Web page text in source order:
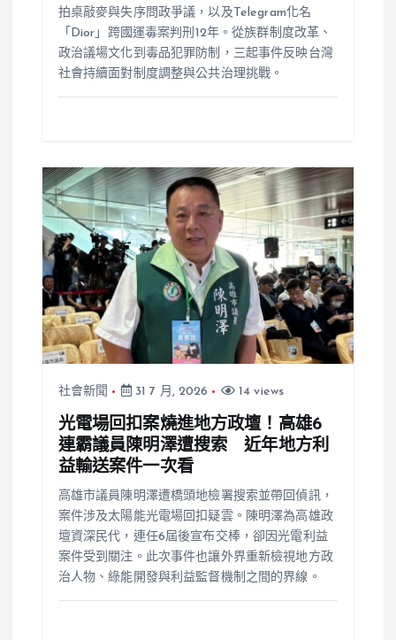
拍桌敲麥與失序問政爭議，以及Telegram化名
「Dior」跨國運毒案判刑12年。從族群制度改革、
政治議場文化到毒品犯罪防制，三起事件反映台灣
社會持續面對制度調整與公共治理挑戰。
社會新聞 31 7 月, 2026 14 views
光電場回扣案燒進地方政壇！高雄6
連霸議員陳明澤遭搜索 近年地方利
益輸送案件一次看
高雄市議員陳明澤遭橋頭地檢署搜索並帶回偵訊，
案件涉及太陽能光電場回扣疑雲。陳明澤為高雄政
壇資深民代，連任6屆後宣布交棒，卻因光電利益
案件受到關注。此次事件也讓外界重新檢視地方政
治人物、綠能開發與利益監督機制之間的界線。